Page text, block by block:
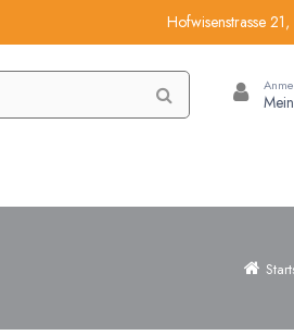
Hofwisenstrasse